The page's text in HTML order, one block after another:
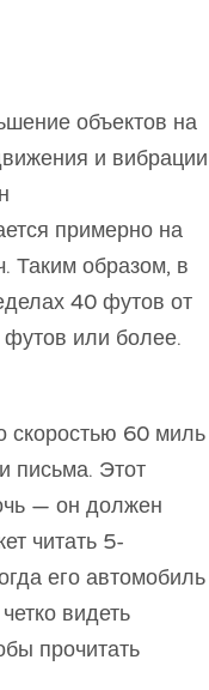
объектов на
и вибрации
примерно на
Таким образом, в
40 футов от
или более.
скоростью 60 миль
письма. Этот
— он должен
читать 5-
его автомобиль
видеть
прочитать